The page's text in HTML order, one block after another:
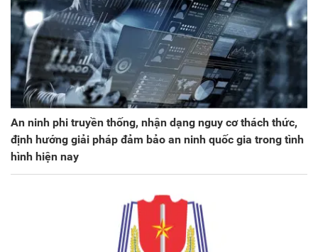
An ninh phi truyền thống, nhận dạng nguy cơ thách thức,
định hướng giải pháp đảm bảo an ninh quốc gia trong tình
hình hiện nay